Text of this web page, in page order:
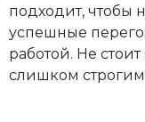
подходит, чтобы
успешные
работой. Не
слишком